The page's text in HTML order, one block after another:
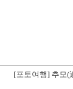
[포토여행] 추모(